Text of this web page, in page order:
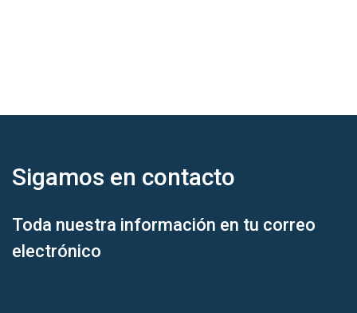
Sigamos en contacto
Toda nuestra información en tu correo
electrónico